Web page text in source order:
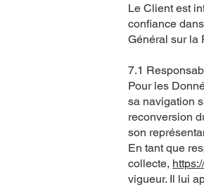
Le Client est
confiance
Général sur la
7.1
Pour les
sa navigation
reconversion
son
En tant que
collecte,
vigueur. Il lui